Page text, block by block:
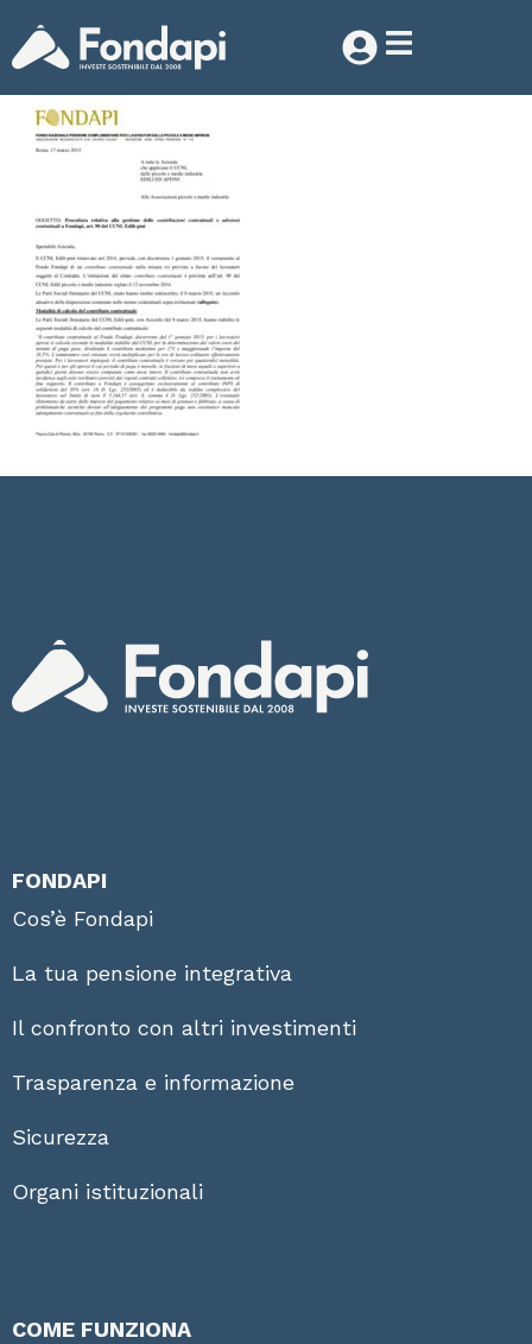
FONDAPI
Cos’è Fondapi
La tua pensione integrativa
Il confronto con altri investimenti
Trasparenza e informazione
Sicurezza
Organi istituzionali
COME FUNZIONA